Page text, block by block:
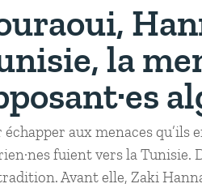
la
échapper aux menaces qu’ils
fuient vers la Tunisie.
Avant elle, Zaki